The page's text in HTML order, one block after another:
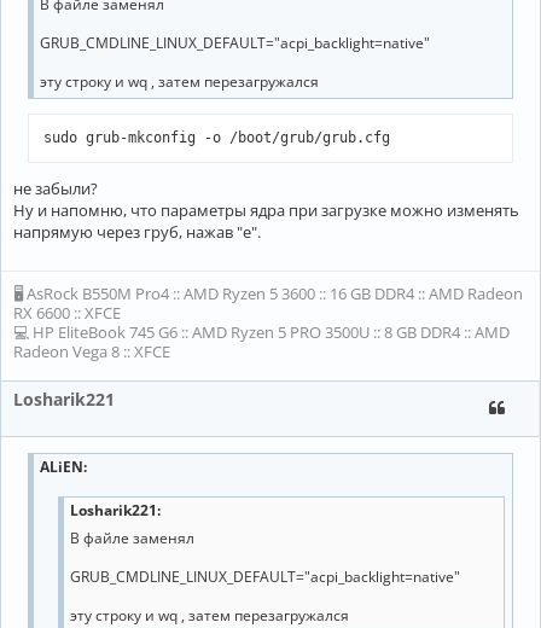
GRUB_CMDLINE_LINUX_DEFAULT="acpi_backlight=native"
эту строку и wq , затем перезагружался
sudo grub-mkconfig -o /boot/grub/grub.cfg
не забыли?
Ну и напомню, что параметры ядра при загрузке можно изменять
напрямую через груб, нажав "e".
🖥 AsRock B550M Pro4 :: AMD Ryzen 5 3600 :: 16 GB DDR4 :: AMD Radeon
RX 6600 :: XFCE
💻 HP EliteBook 745 G6 :: AMD Ryzen 5 PRO 3500U :: 8 GB DDR4 :: AMD
Radeon Vega 8 :: XFCE
Losharik221
ALiEN:
Losharik221:
В файле заменял
GRUB_CMDLINE_LINUX_DEFAULT="acpi_backlight=native"
эту строку и wq , затем перезагружался